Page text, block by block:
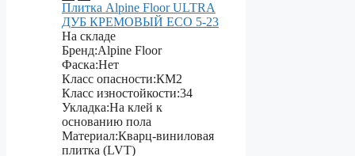
Плитка Alpine Floor ULTRA
ДУБ КРЕМОВЫЙ ECO 5-23
На складе
Бренд:Alpine Floor
Фаска:Нет
Класс опасности:КМ2
Класс изностойкости:34
Укладка:На клей к
основанию пола
Материал:Кварц-виниловая
плитка (LVT)